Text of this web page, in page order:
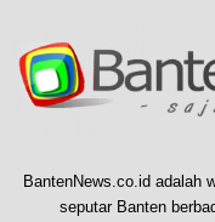
BantenNews.co.id adalah
seputar Banten